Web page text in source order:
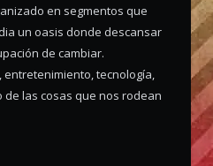
en segmentos que
un oasis donde descansar
de cambiar.
tecnología,
las cosas que nos rodean